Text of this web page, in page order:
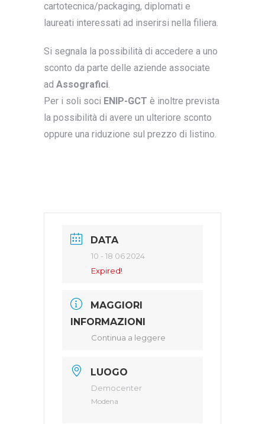
cartotecnica/packaging, diplomati e
laureati interessati ad inserirsi nella filiera.
Si segnala la possibilità di accedere a uno
sconto da parte delle aziende associate
ad Assografici.
Per i soli soci ENIP-GCT è inoltre prevista
la possibilità di avere un ulteriore sconto
oppure una riduzione sul prezzo di listino.
DATA
10 - 18 06 2024
Expired!
MAGGIORI
INFORMAZIONI
Continua a leggere
LUOGO
Democenter
Modena